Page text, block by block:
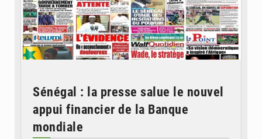
Sénégal : la presse salue le nouvel
appui financier de la Banque
mondiale